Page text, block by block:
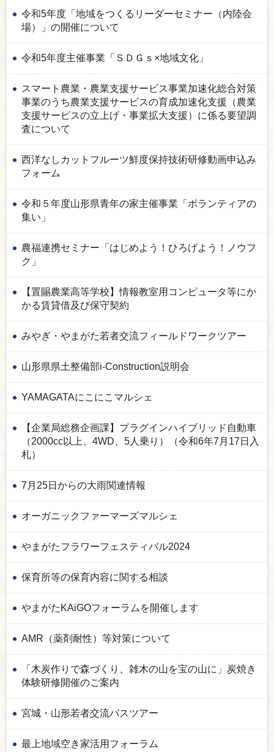
令和5年度「地域をつくるリーダーセミナー（内陸会
場）」の開催について
令和5年度主催事業「ＳＤＧｓ×地域文化」
スマート農業・農業支援サービス事業加速化総合対策
事業のうち農業支援サービスの育成加速化支援（農業
支援サービスの立上げ・事業拡大支援）に係る要望調
査について
西洋なしカットフルーツ鮮度保持技術研修動画申込み
フォーム
令和５年度山形県青年の家主催事業「ボランティアの
集い」
農福連携セミナー「はじめよう！ひろげよう！ノウフ
ク」
【置賜農業高等学校】情報教室用コンピュータ等にか
かる賃貸借及び保守契約
みやぎ・やまがた若者交流フィールドワークツアー
山形県県土整備部i-Construction説明会
YAMAGATAにこにこマルシェ
【企業局総務企画課】プラグインハイブリッド自動車
（2000cc以上、4WD、5人乗り）（令和6年7月17日入
札）
7月25日からの大雨関連情報
オーガニックファーマーズマルシェ
やまがたフラワーフェスティバル2024
保育所等の保育内容に関する相談
やまがたKAiGOフォーラムを開催します
AMR（薬剤耐性）等対策について
「木炭作りで森づくり、雑木の山を宝の山に」炭焼き
体験研修開催のご案内
宮城・山形若者交流バスツアー
最上地域空き家活用フォーラム